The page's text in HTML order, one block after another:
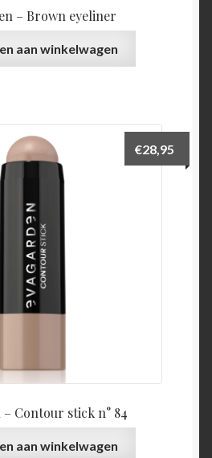
– Brown eyeliner
aan winkelwagen
Contour stick n° 84
€28,95
aan winkelwagen